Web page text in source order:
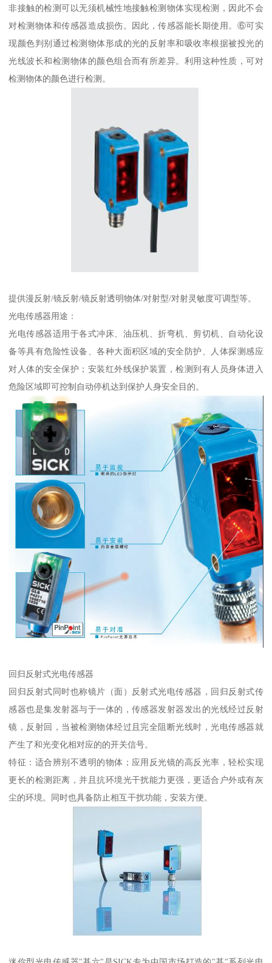
非接触的检测可以无须机械性地接触检测物体实现检测，因此不会
对检测物体和传感器造成损伤。因此，传感器能长期使用。⑥可实
现颜色判别通过检测物体形成的光的反射率和吸收率根据被投光的
光线波长和检测物体的颜色组合而有所差异。利用这种性质，可对
检测物体的颜色进行检测。
提供漫反射/镜反射/镜反射透明物体/对射型/对射灵敏度可调型等。
光电传感器用途：
光电传感器适用于各式冲床、油压机、折弯机、剪切机、自动化设
备等具有危险性设备、各种大面积区域的安全防护、人体探测感应
对人体的安全保护；安装红外线保护装置，检测到有人员身体进入
危险区域即可控制自动停机达到保护人身安全目的。
回归反射式光电传感器
回归反射式同时也称镜片（面）反射式光电传感器，回归反射式传
感器也是集发射器与于一体的，传感器发射器发出的光线经过反射
镜，反射回，当被检测物体经过且完全阻断光线时，光电传感器就
产生了和光变化相对应的的开关信号。
特征：适合辨别不透明的物体；应用反光镜的高反光率，轻松实现
更长的检测距离，并且抗环境光干扰能力更强，更适合户外或有灰
尘的环境。同时也具备防止相互干扰功能，安装方便。